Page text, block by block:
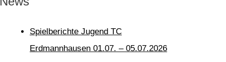
Spielberichte Jugend TC
Erdmannhausen 01.07. – 05.07.2026